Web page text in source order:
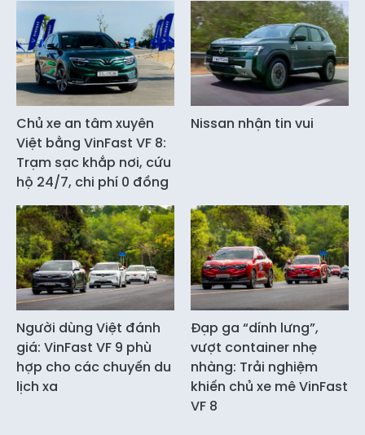
Chủ xe an tâm xuyên
Việt bằng VinFast VF 8:
Trạm sạc khắp nơi, cứu
hộ 24/7, chi phí 0 đồng
Nissan nhận tin vui
Người dùng Việt đánh
giá: VinFast VF 9 phù
hợp cho các chuyến du
lịch xa
Đạp ga “dính lưng”,
vượt container nhẹ
nhàng: Trải nghiệm
khiến chủ xe mê VinFast
VF 8